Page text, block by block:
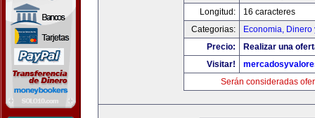
Longitud:
16 caracteres
Categorias:
Economia, Dinero
Precio:
Realizar una
Visitar!
Serán consideradas